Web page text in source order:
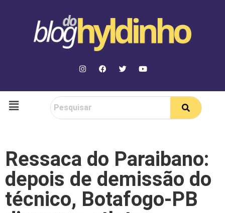
Ressaca do Paraibano:
depois de demissão do
técnico, Botafogo-PB